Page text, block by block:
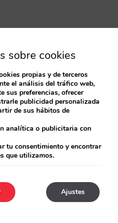
sobre cookies
propias y de terceros
el análisis del tráfico web,
sus preferencias, ofrecer
publicidad personalizada
de sus hábitos de
analítica o publicitaria con
tu consentimiento y encontrar
que utilizamos.
Ajustes